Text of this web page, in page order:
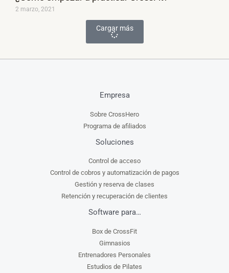
2 marzo, 2021
Cargar más
Empresa
Sobre CrossHero
Programa de afiliados
Soluciones
Control de acceso
Control de cobros y automatización de pagos
Gestión y reserva de clases
Retención y recuperación de clientes
Software para…
Box de CrossFit
Gimnasios
Entrenadores Personales
Estudios de Pilates